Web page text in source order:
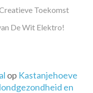
Toekomst
De Wit Elektro!
op Kastanjehoeve
en